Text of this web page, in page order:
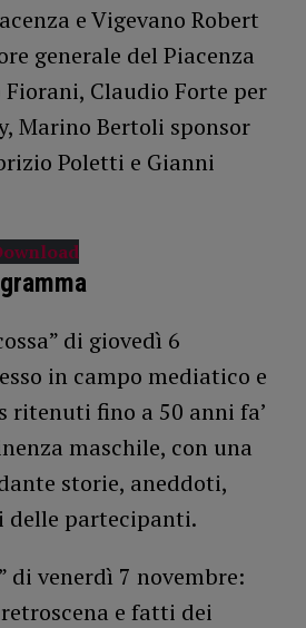
e Vigevano Robert
generale del Piacenza
Fiorani, Claudio Forte per
Marino Bertoli sponsor
Poletti e Gianni
di giovedì 6
in campo mediatico e
ritenuti fino a 50 anni fa’
maschile, con una
storie, aneddoti,
delle partecipanti.
di venerdì 7 novembre:
e fatti dei